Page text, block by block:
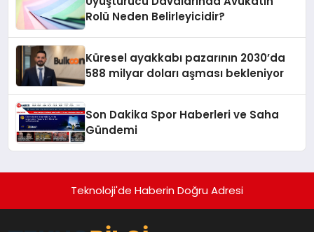
Rolü Neden Belirleyicidir?
Küresel ayakkabı pazarının 2030’da
588 milyar doları aşması bekleniyor
Son Dakika Spor Haberleri ve Saha
Gündemi
Teknoloji'de Haberin Doğru Adresi